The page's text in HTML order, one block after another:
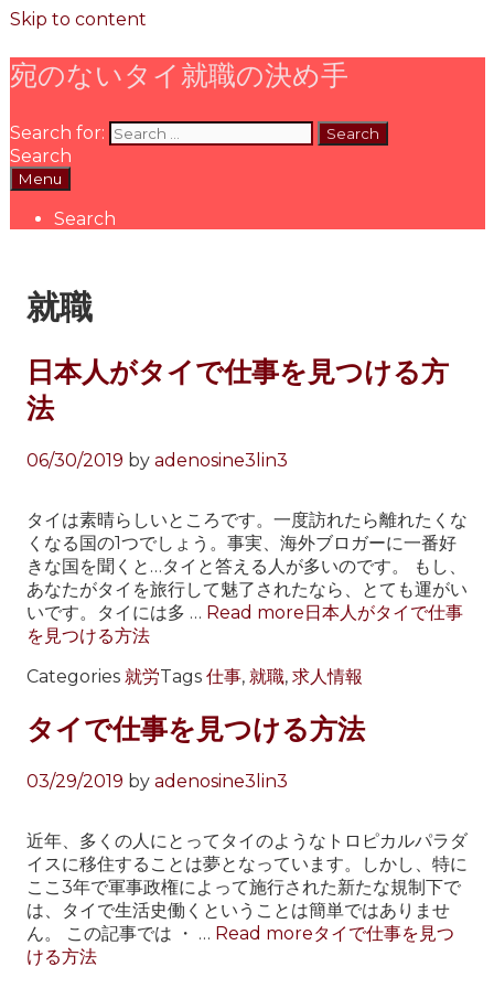
Skip to content
宛のないタイ就職の決め手
Search for:
Search
Menu
Search
就職
日本人がタイで仕事を見つける方
法
06/30/2019 by adenosine3lin3
タイは素晴らしいところです。一度訪れたら離れたくな
くなる国の1つでしょう。事実、海外ブロガーに一番好
きな国を聞くと…タイと答える人が多いのです。 もし、
あなたがタイを旅行して魅了されたなら、とても運がい
いです。タイには多 … Read more日本人がタイで仕事
を見つける方法
Categories 就労Tags 仕事, 就職, 求人情報
タイで仕事を見つける方法
03/29/2019 by adenosine3lin3
近年、多くの人にとってタイのようなトロピカルパラダ
イスに移住することは夢となっています。しかし、特に
ここ3年で軍事政権によって施行された新たな規制下で
は、タイで生活史働くということは簡単ではありませ
ん。 この記事では ・ … Read moreタイで仕事を見つ
ける方法